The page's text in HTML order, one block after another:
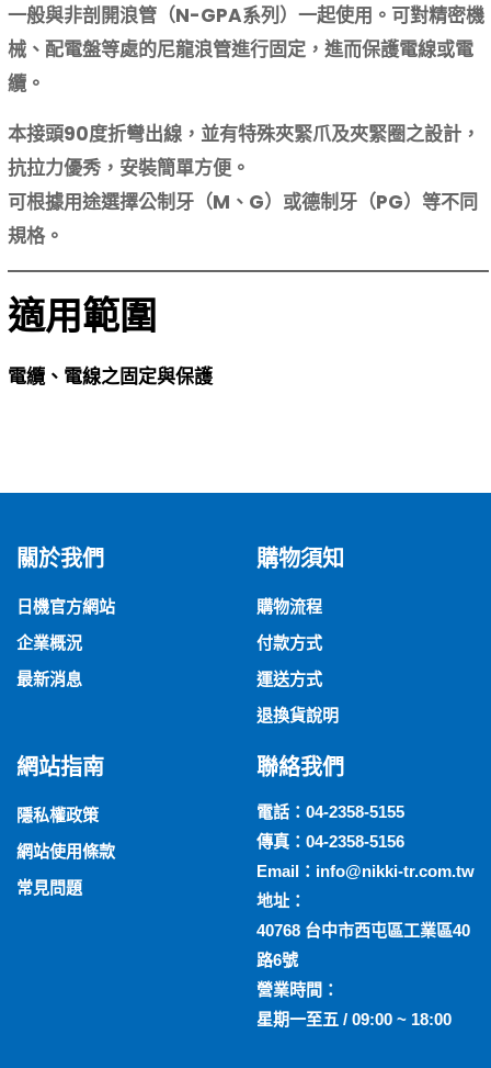
一般與非剖開浪管（N-GPA系列）一起使用。可對精密機
械、配電盤等處的尼龍浪管進行固定，進而保護電線或電
纜。
本接頭90度折彎出線，並有特殊夾緊爪及夾緊圈之設計，
抗拉力優秀，安裝簡單方便。
可根據用途選擇公制牙（M、G）或德制牙（PG）等不同
規格。
適用範圍
電纜、電線之固定與保護
關於我們
日機官方網站
企業概況
最新消息
購物須知
購物流程
付款方式
運送方式
退換貨說明
網站指南
隱私權政策
網站使用條款
常見問題
聯絡我們
電話： 04-2358-5155
傳真：04-2358-5156
Email： info@nikki-tr.com.tw
地址：
40768 台中市西屯區工業區40
路6號
營業時間：
星期一至五 / 09:00 ~ 18:00